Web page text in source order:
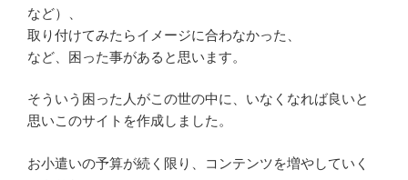
など）、
取り付けてみたらイメージに合わなかった、
など、困った事があると思います。
そういう困った人がこの世の中に、いなくなれば良いと
思いこのサイトを作成しました。
お小遣いの予算が続く限り、コンテンツを増やしていく